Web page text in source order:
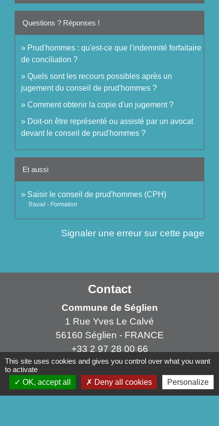
Questions ? Réponses !
Prud'hommes : qu'est-ce que l'indemnité forfaitaire
de conciliation ?
Quels sont les recours possibles après un
jugement du conseil de prud'hommes ?
Comment obtenir la copie d'un jugement ?
Doit-on être représenté ou assisté par un avocat
devant le conseil de prud'hommes ?
Et aussi
Saisir le conseil de prud'hommes (CPH)
Travail - Formation
Signaler une erreur sur cette page
Contact
Commune de Séglien
1 Rue Yves Le Calvé
56160 Séglien - FRANCE
+33 2 97 28 00 66
Contact par formulaire
This site uses cookies and gives you control over what you want
to activate
OK, accept all
Deny all cookies Personalize